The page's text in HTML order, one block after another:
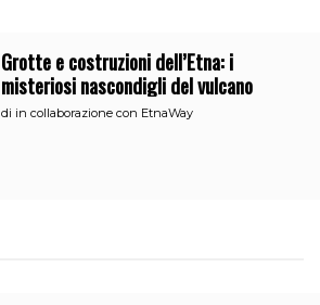
Grotte e costruzioni dell’Etna: i
misteriosi nascondigli del vulcano
di in collaborazione con EtnaWay